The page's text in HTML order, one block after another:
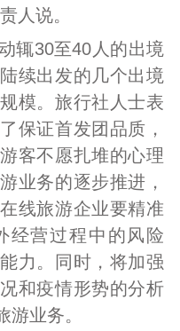
人说。
30至40人的出境
续出发的几个出境
模。旅行社人士表
保证首发团品质，
客不愿扎堆的心理
业务的逐步推进，
线旅游企业要精准
经营过程中的风险
力。同时，将加强
和疫情形势的分析
业务。